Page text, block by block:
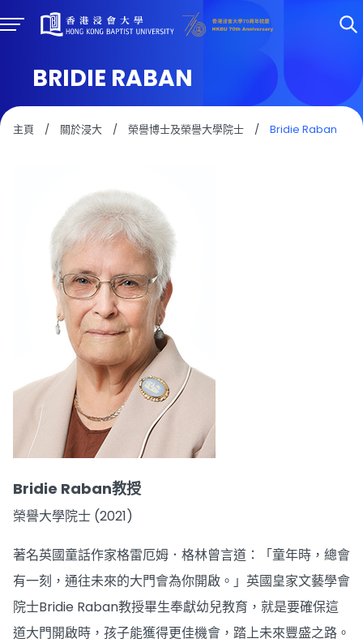
BRIDIE RABAN
主頁 / 關於浸大 / 榮譽博士及榮譽大學院士 / Bridie Raban
Bridie Raban教授
榮譽大學院士 (2021)
著名英國童話作家格雷厄姆．格林曾言道：「童年時，總會
有一刻，通往未來的大門會為你開啟。」英國皇家文藝學會
院士Bridie Raban教授畢生奉獻幼兒教育，就是要確保這
道大門開啟時，孩子能獲得更佳機會，踏上未來豐盛之路。